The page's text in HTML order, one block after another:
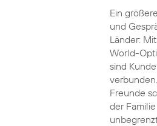
Ein
und
Länder:
World-
sind
Freunde
der